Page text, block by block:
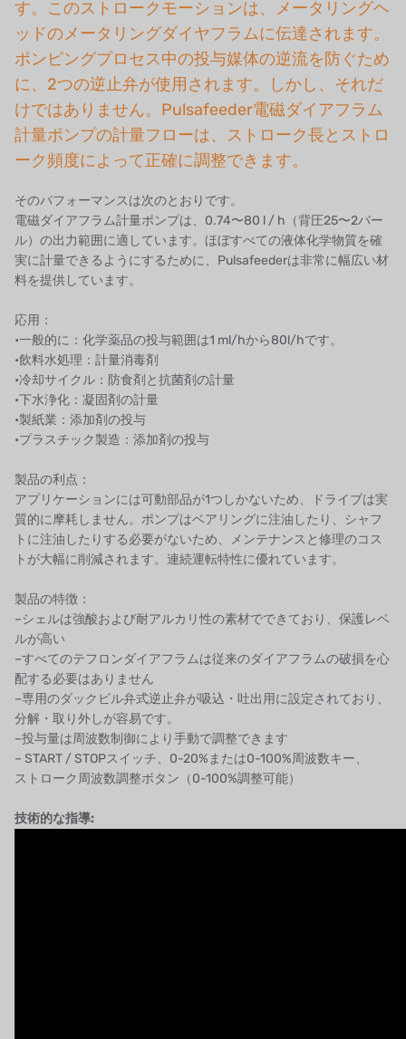
日本のNOP
日本オリンピック
日本勝浦
BRAHMA、イタリア
ハネウェル
アズビル（山武）
NIPCON
トロコイド
国内
加藤
レシップ
ジャコビ
ETATRON
ウェーブサイバー
ボスキーニ
NIPPON
WL
す。このストロークモーションは、メータリングヘ
ッドのメータリングダイヤフラムに伝達されます。
ポンピングプロセス中の投与媒体の逆流を防ぐため
に、2つの逆止弁が使用されます。しかし、それだ
けではありません。Pulsafeeder電磁ダイアフラム
計量ポンプの計量フローは、ストローク長とストロ
ーク頻度によって正確に調整できます。
そのパフォーマンスは次のとおりです。
電磁ダイアフラム計量ポンプは、0.74〜80 l / h（背圧25〜2バー
ル）の出力範囲に適しています。ほぼすべての液体化学物質を確
実に計量できるようにするために、Pulsafeederは非常に幅広い材
料を提供しています。
応用：
•一般的に：化学薬品の投与範囲は1 ml/hから80l/hです。
•飲料水処理：計量消毒剤
•冷却サイクル：防食剤と抗菌剤の計量
•下水浄化：凝固剤の計量
•製紙業：添加剤の投与
•プラスチック製造：添加剤の投与
製品の利点：
アプリケーションには可動部品が1つしかないため、ドライブは実
質的に摩耗しません。ポンプはベアリングに注油したり、シャフ
トに注油したりする必要がないため、メンテナンスと修理のコス
トが大幅に削減されます。連続運転特性に優れています。
製品の特徴：
–シェルは強酸および耐アルカリ性の素材でできており、保護レベ
ルが高い
–すべてのテフロンダイアフラムは従来のダイアフラムの破損を心
配する必要はありません
–専用のダックビル弁式逆止弁が吸込・吐出用に設定されており、
分解・取り外しが容易です。
–投与量は周波数制御により手動で調整できます
– START / STOPスイッチ、0-20%または0-100%周波数キー、
ストローク周波数調整ボタン（0-100%調整可能）
技術的な指導: